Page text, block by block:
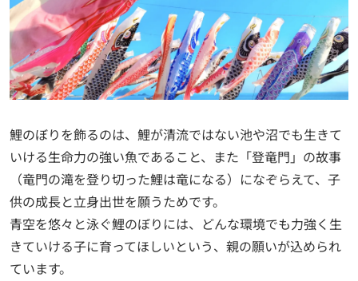
鯉のぼりを飾るのは、鯉が清流ではない池や沼でも生きて
いける生命力の強い魚であること、また「登竜門」の故事
（竜門の滝を登り切った鯉は竜になる）になぞらえて、子
供の成長と立身出世を願うためです。
青空を悠々と泳ぐ鯉のぼりには、どんな環境でも力強く生
きていける子に育ってほしいという、親の願いが込められ
ています。